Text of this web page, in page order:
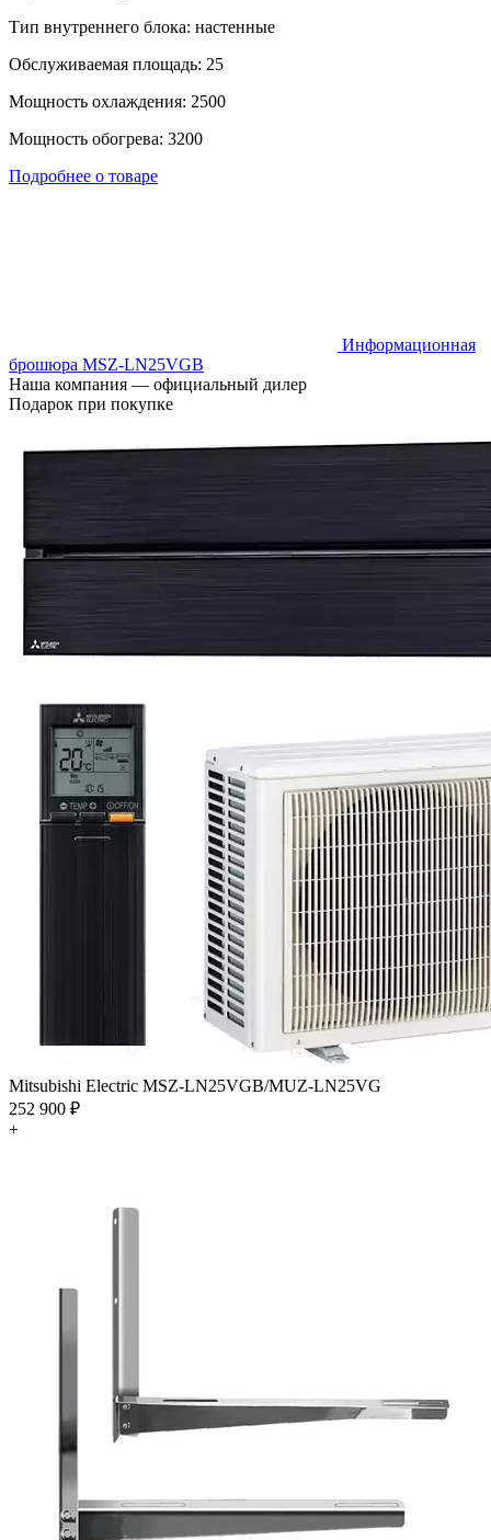
Тип внутреннего блока: настенные
Обслуживаемая площадь: 25
Мощность охлаждения: 2500
Мощность обогрева: 3200
Подробнее о товаре
Информационная
брошюра MSZ-LN25VGB
Наша компания — официальный дилер
Подарок при покупке
Mitsubishi Electric MSZ-LN25VGB/MUZ-LN25VG
252 900 ₽
+